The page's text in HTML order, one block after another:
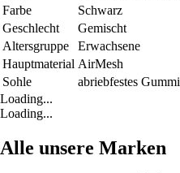
Farbe
Schwarz
Geschlecht
Gemischt
Altersgruppe
Erwachsene
Hauptmaterial AirMesh
Sohle
abriebfestes Gummi
Loading...
Loading...
Alle unsere Marken